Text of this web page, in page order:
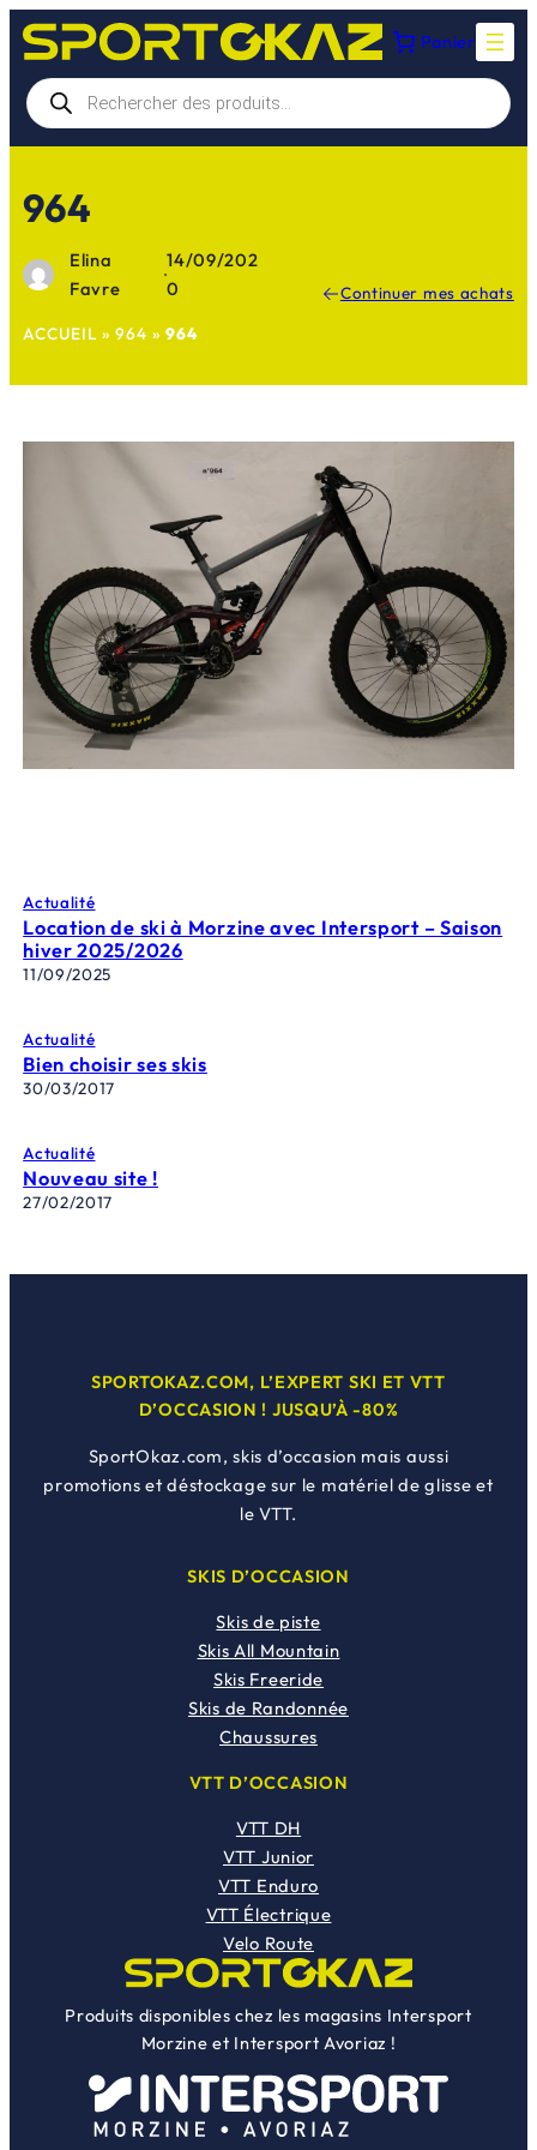
Aller
au
contenu
Panier
Recherche
de
produits
964
Elina
Favre
·
14/09/202
0
Continuer mes achats
ACCUEIL » 964 » 964
Actualité
Location de ski à Morzine avec Intersport – Saison
hiver 2025/2026
11/09/2025
Actualité
Bien choisir ses skis
30/03/2017
Actualité
Nouveau site !
27/02/2017
SPORTOKAZ.COM, L’EXPERT SKI ET VTT
D’OCCASION ! JUSQU’À -80%
SportOkaz.com, skis d’occasion mais aussi
promotions et déstockage sur le matériel de glisse et
le VTT.
SKIS D’OCCASION
Skis de piste
Skis All Mountain
Skis Freeride
Skis de Randonnée
Chaussures
VTT D’OCCASION
VTT DH
VTT Junior
VTT Enduro
VTT Électrique
Velo Route
Produits disponibles chez les magasins Intersport
Morzine et Intersport Avoriaz !